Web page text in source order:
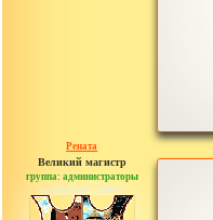
Рената
Великий магистр
группа: администраторы
сообщений: 30442